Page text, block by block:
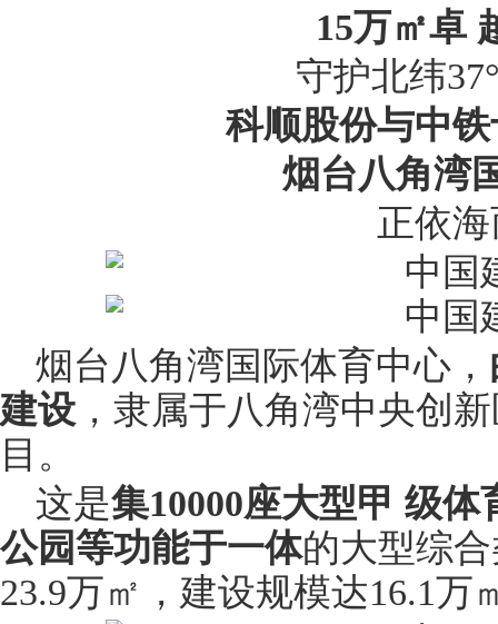
15万㎡卓
守护北纬
科顺股份与中
烟台八角湾
正依
烟台八角湾国际体育中心，
建设 ，隶属于八角湾中央创
目。
这是集10000座大型甲 级
公园等功能于一体的大型综
23.9万㎡，建设规模达16.1万